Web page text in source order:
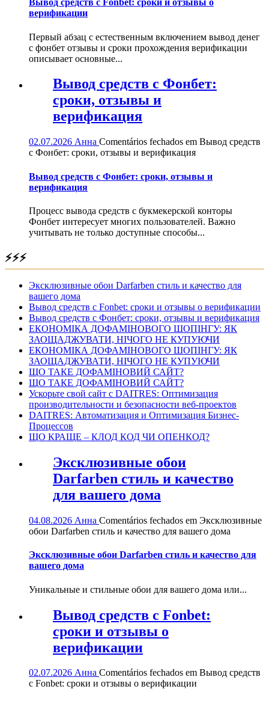
Вывод средств с Fonbet: сроки и отзывы о
верификации
Первый абзац с естественным включением вывод денег
с фонбет отзывы и сроки прохождения верификации
описывает основные...
Вывод средств с Фонбет:
сроки, отзывы и
верификация
02.07.2026 Анна Comentários fechados em Вывод средств
с Фонбет: сроки, отзывы и верификация
Вывод средств с Фонбет: сроки, отзывы и
верификация
Процесс вывода средств с букмекерской конторы
Фонбет интересует многих пользователей. Важно
учитывать не только доступные способы...
⚡⚡⚡
Эксклюзивные обои Darfarben стиль и качество для
вашего дома
Вывод средств с Fonbet: сроки и отзывы о верификации
Вывод средств с Фонбет: сроки, отзывы и верификация
ЕКОНОМІКА ДОФАМІНОВОГО ШОПІНГУ: ЯК
ЗАОЩАДЖУВАТИ, НІЧОГО НЕ КУПУЮЧИ
ЕКОНОМІКА ДОФАМІНОВОГО ШОПІНГУ: ЯК
ЗАОЩАДЖУВАТИ, НІЧОГО НЕ КУПУЮЧИ
ЩО ТАКЕ ДОФАМІНОВИЙ САЙТ?
ЩО ТАКЕ ДОФАМІНОВИЙ САЙТ?
Ускорьте свой сайт с DAITRES: Оптимизация
производительности и безопасности веб-проектов
DAITRES: Автоматизация и Оптимизация Бизнес-
Процессов
ЩО КРАЩЕ – КЛОД КОД ЧИ ОПЕНКОД?
Эксклюзивные обои
Darfarben стиль и качество
для вашего дома
04.08.2026 Анна Comentários fechados em Эксклюзивные
обои Darfarben стиль и качество для вашего дома
Эксклюзивные обои Darfarben стиль и качество для
вашего дома
Уникальные и стильные обои для вашего дома или...
Вывод средств с Fonbet:
сроки и отзывы о
верификации
02.07.2026 Анна Comentários fechados em Вывод средств
с Fonbet: сроки и отзывы о верификации